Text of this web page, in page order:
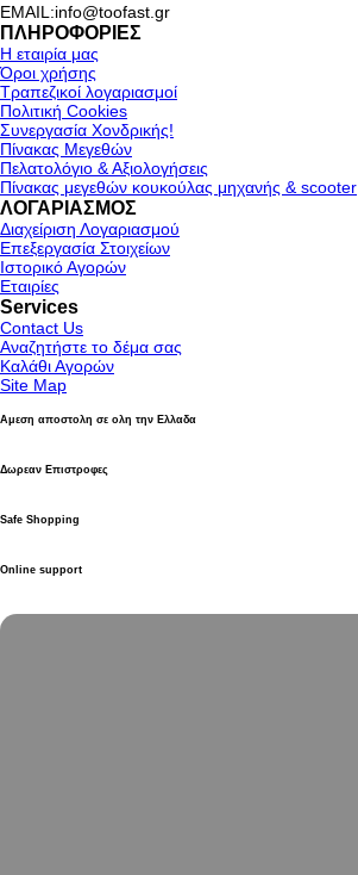
EMAIL:info@toofast.gr
ΠΛΗΡΟΦΟΡΙΕΣ
Η εταιρία μας
Όροι χρήσης
Τραπεζικοί λογαριασμοί
Πολιτική Cookies
Συνεργασία Χονδρικής!
Πίνακας Μεγεθών
Πελατολόγιο & Αξιολογήσεις
Πίνακας μεγεθών κουκούλας μηχανής & scooter
ΛΟΓΑΡΙΑΣΜΟΣ
Διαχείριση Λογαριασμού
Επεξεργασία Στοιχείων
Ιστορικό Αγορών
Εταιρίες
Services
Contact Us
Αναζητήστε το δέμα σας
Καλάθι Αγορών
Site Map
Αμεση αποστολη σε ολη την Ελλαδα
Δωρεαν Επιστροφες
Safe Shopping
Online support